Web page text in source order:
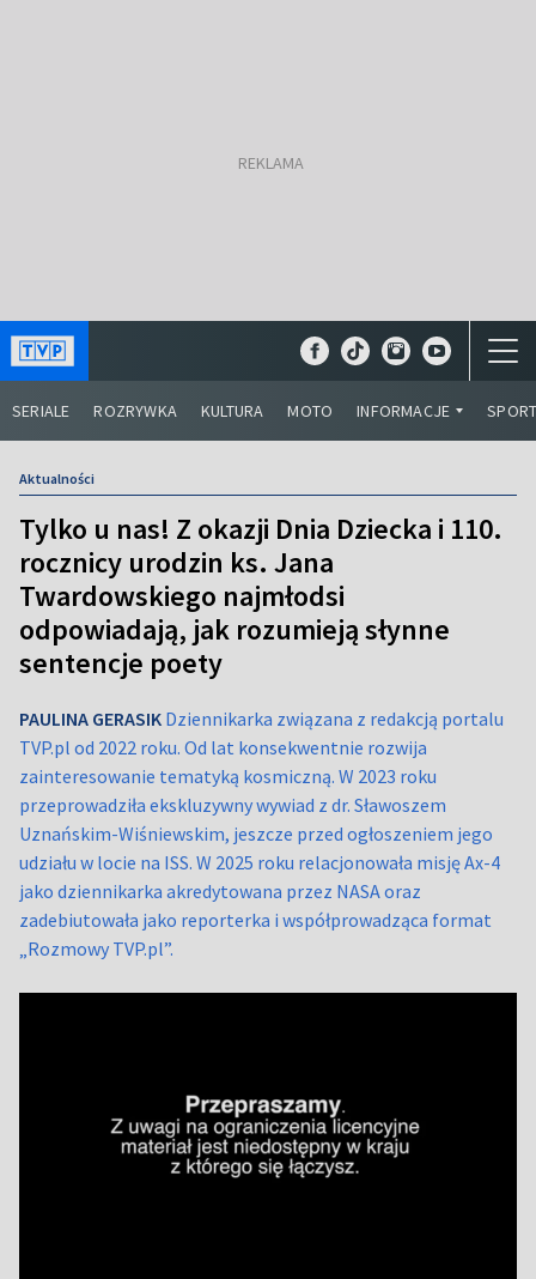
SERIALE ROZRYWKA KULTURA MOTO INFORMACJE
Aktualności
Tylko u nas! Z okazji Dnia Dziecka i 110.
rocznicy urodzin ks. Jana
Twardowskiego najmłodsi
odpowiadają, jak rozumieją słynne
sentencje poety
PAULINA GERASIK Dziennikarka związana z redakcją portalu
TVP.pl od 2022 roku. Od lat konsekwentnie rozwija
zainteresowanie tematyką kosmiczną. W 2023 roku
przeprowadziła ekskluzywny wywiad z dr. Sławoszem
Uznańskim-Wiśniewskim, jeszcze przed ogłoszeniem jego
udziału w locie na ISS. W 2025 roku relacjonowała misję Ax-4
jako dziennikarka akredytowana przez NASA oraz
zadebiutowała jako reporterka i współprowadząca format
„Rozmowy TVP.pl”.